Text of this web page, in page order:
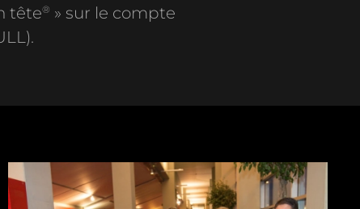
tête® » sur le compte